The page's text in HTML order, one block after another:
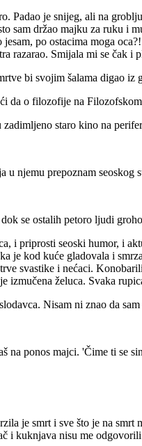
Padao je snijeg, ali na
sam držao majku za ruku i
po ostacima moga
razarao. Smijala mi se čak
bi svojim šalama digao iz
da o filozofije na
staro kino na
u njemu prepoznam seoskog
se ostalih petoro ljudi
i priprosti seoski humor, i
je kod kuće gladovala i
svastike i nećaci.
izmučena želuca. Svaka
Nisam ni znao da
na ponos majci. 'Čime ti se
je smrt i sve što je na
i kuknjava nisu me